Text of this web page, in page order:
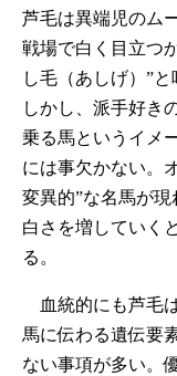
芦毛は異端児のム
戦場で白く目立つ
し毛（あしげ）”と
しかし、派手好き
乗る馬というイメ
には事欠かない。
変異的”な名馬が
白さを増していく
る。
血統的にも芦毛
馬に伝わる遺伝要
ない事項が多い。